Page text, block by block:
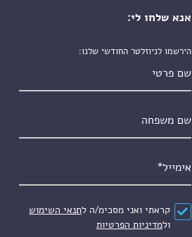
אנא שלחו לי:
הירשמו לניוזלטר החודשי שלנו:
הסכם*
קראתי ואני מסכימ/ה לתנאי השימוש
ולמדיניות הפרטיות